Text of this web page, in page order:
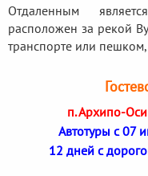
Отдаленным
расположен за рекой
транспорте или
п. Архипо-
Автотуры с 07
12 дней с